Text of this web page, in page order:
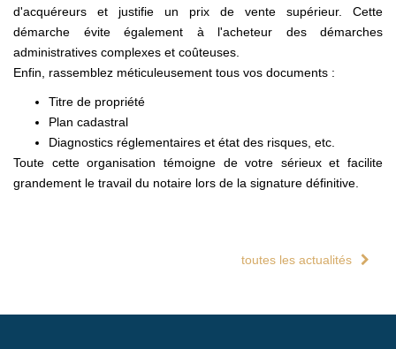
d'acquéreurs et justifie un prix de vente supérieur. Cette
démarche évite également à l'acheteur des démarches
administratives complexes et coûteuses.
Enfin, rassemblez méticuleusement tous vos documents :
Titre de propriété
Plan cadastral
Diagnostics réglementaires et état des risques, etc.
Toute cette organisation témoigne de votre sérieux et facilite
grandement le travail du notaire lors de la signature définitive.
toutes les actualités